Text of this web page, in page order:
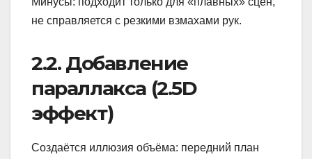
не справляется с резкими взмахами рук.
2.2. Добавление
параллакса (2.5D
эффект)
Создаётся иллюзия объёма: передний план